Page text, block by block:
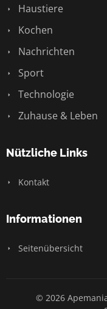
Haustiere
Kochen
Nachrichten
Sport
Technologie
Zuhause & Leben
Nützliche Links
Kontakt
Informationen
Seitenübersicht
© 2026